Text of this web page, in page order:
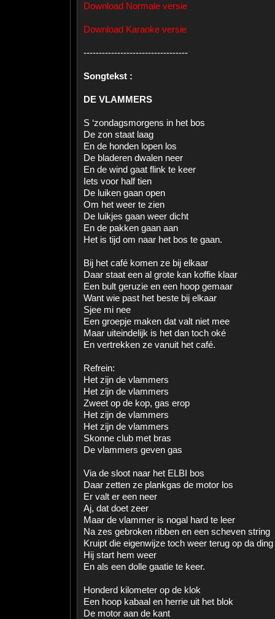
Download Normale versie
Download Karaoke versie
----------------------------------
Songtekst :
DE VLAMMERS
S ‘zondagsmorgens in het bos
De zon staat laag
En de honden lopen los
De bladeren dwalen neer
En de wind gaat flink te keer
Iets voor half tien
De luiken gaan open
Om het weer te zien
De luikjes gaan weer dicht
En de pakken gaan aan
Het is tijd om naar het bos te gaan.
Bij het café komen ze bij elkaar
Daar staat een al grote kan koffie klaar
Een bult geruzie en een hoop gemaar
Want wie past het beste bij elkaar
Sjee mi nee
Een groepje maken dat valt niet mee
Maar uiteindelijk is het dan toch oké
En vertrekken ze vanuit het café.
Refrein:
Het zijn de vlammers
Het zijn de vlammers
Zweet op de kop, gas erop
Het zijn de vlammers
Het zijn de vlammers
Skonne club met bras
De vlammers geven gas
Via de sloot naar het ELBI bos
Daar zetten ze plankgas de motor los
Er valt er een neer
Aj, dat doet zeer
Maar de vlammer is nogal hard te leer
Na zes gebroken ribben en een scheven string
Kruipt die eigenwijze toch weer terug op da ding
Hij start hem weer
En als een dolle gaatie te keer.
Honderd kilometer op de klok
Een hoop kabaal en herrie uit het blok
De motor aan de kant